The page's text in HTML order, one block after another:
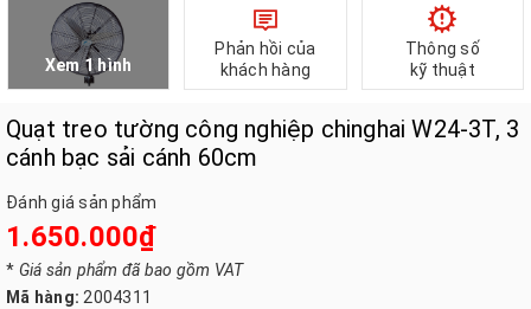
Xem 1 hình
Phản hồi của
khách hàng
Thông số
kỹ thuật
Quạt treo tường công nghiệp chinghai W24-3T, 3
cánh bạc sải cánh 60cm
Đánh giá sản phẩm
1.650.000₫
* Giá sản phẩm đã bao gồm VAT
Mã hàng: 2004311